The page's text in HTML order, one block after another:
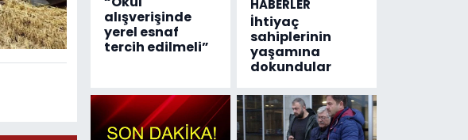
alışverişinde
yerel esnaf
tercih edilmeli”
HABERLER
İhtiyaç
sahiplerinin
yaşamına
dokundular